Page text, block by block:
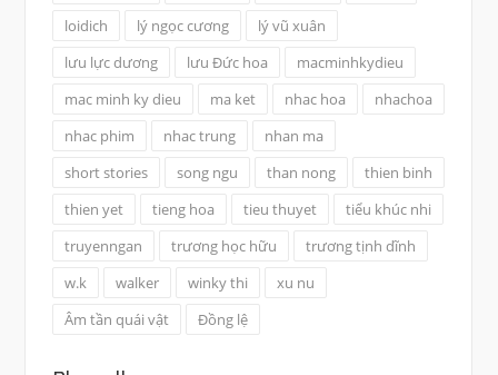
loidich
lý ngọc cương
lý vũ xuân
lưu lực dương
lưu Đức hoa
macminhkydieu
mac minh ky dieu
ma ket nhac hoa
nhachoa
nhac phim
nhac trung
nhan ma
short stories
song ngu than nong
thien binh
thien yet
tieng hoa tieu thuyet
tiểu khúc nhi
truyenngan
trương học hữu
trương tịnh dĩnh
w.k
walker winky thi
xu nu
Âm tần quái vật
Đồng lệ